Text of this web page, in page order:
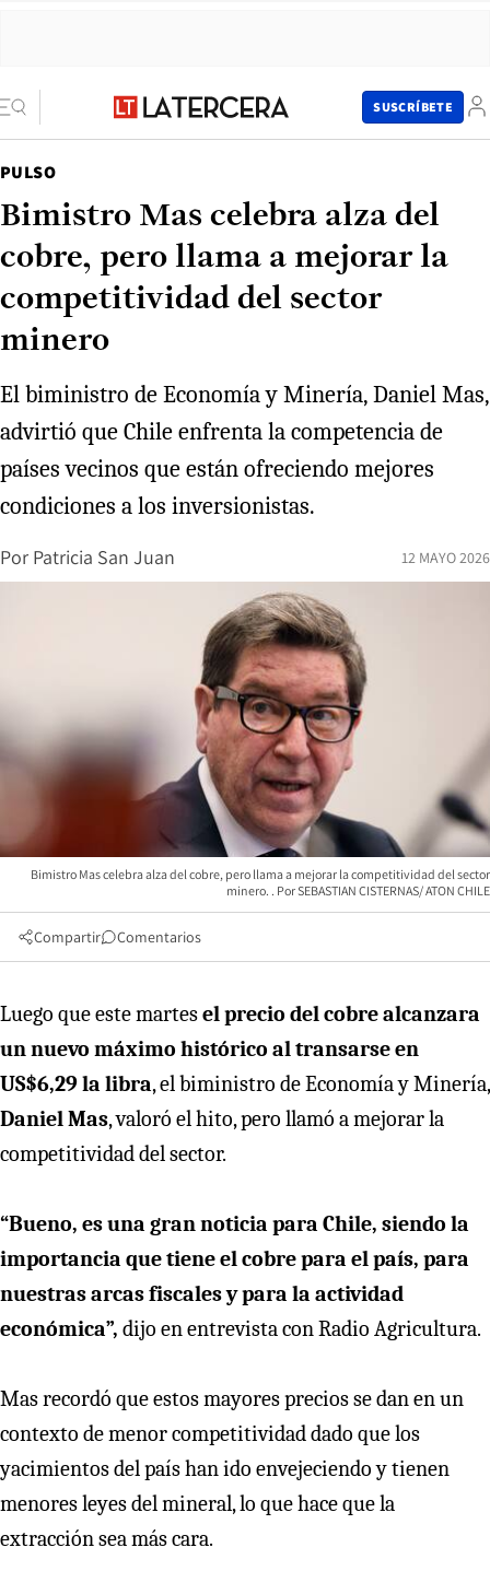
SUSCRÍBETE
PULSO
Bimistro Mas celebra alza del
cobre, pero llama a mejorar la
competitividad del sector
minero
El biministro de Economía y Minería, Daniel Mas,
advirtió que Chile enfrenta la competencia de
países vecinos que están ofreciendo mejores
condiciones a los inversionistas.
Por Patricia San Juan 12 MAYO 2026
Bimistro Mas celebra alza del cobre, pero llama a mejorar la competitividad del sector
minero.
SEBASTIAN CISTERNAS/ ATON CHILE
Compartir Comentarios
Luego que este martesel precio del cobre alcanzara
un nuevo máximo histórico al transarse en
US$6,29 la libra, el biministro de Economía y Minería,
Daniel Mas, valoró el hito, pero llamó a mejorar la
competitividad del sector.
“Bueno, es una gran noticia para Chile, siendo la
importancia que tiene el cobre para el país, para
nuestras arcas fiscales y para la actividad
económica”, dijo en entrevista con Radio Agricultura.
Mas recordó que estos mayores precios se dan en un
contexto de menor competitividad dado que los
yacimientos del país han ido envejeciendo y tienen
menores leyes del mineral, lo que hace que la
extracción sea más cara.